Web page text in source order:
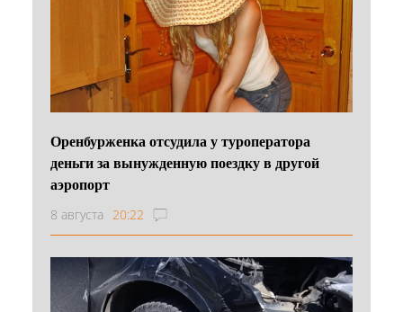
Оренбурженка отсудила у туроператора
деньги за вынужденную поездку в другой
аэропорт
8 августа 20:22